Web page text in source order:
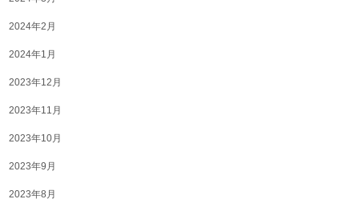
2024年2月
2024年1月
2023年12月
2023年11月
2023年10月
2023年9月
2023年8月